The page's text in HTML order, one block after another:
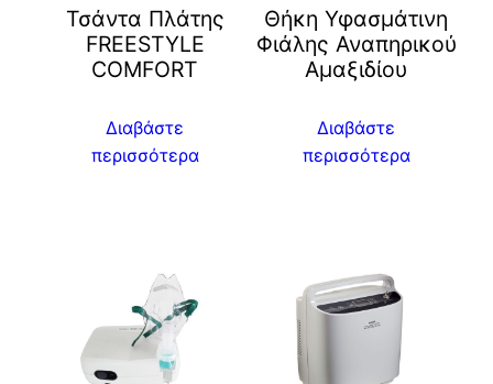
Τσάντα Πλάτης
FREESTYLE
COMFORT
Διαβάστε
περισσότερα
Θήκη Υφασμάτινη
Φιάλης Αναπηρικού
Αμαξιδίου
Διαβάστε
περισσότερα